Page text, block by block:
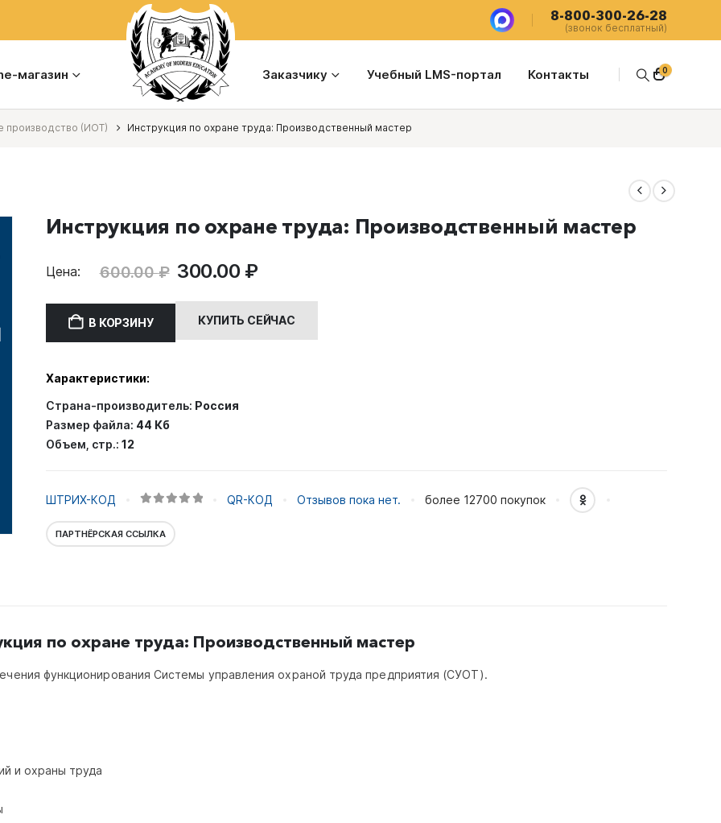
8-800-300-26-28
(звонок бесплатный)
магазин Заказчику Учебный LMS-портал Контакты 0
производство (ИОТ) Инструкция по охране труда: Производственный мастер
Инструкция по охране труда: Производственный мастер
Цена: 600.00₽ Первоначальная
составляла
600.00 ₽.
300.00 ₽Текущая
300.00 ₽.
В КОРЗИНУ КУПИТЬ СЕЙЧАС
Характеристики:
Страна-производитель: Россия
Размер файла: 44 Кб
Объем, стр.: 12
ШТРИХ-КОД QR-КОД Отзывов пока нет. более 12700 покупок
ПАРТНЁРСКАЯ ССЫЛКА
по охране труда: Производственный мастер
функционирования Системы управления охраной труда предприятия (СУОТ).
и охраны труда